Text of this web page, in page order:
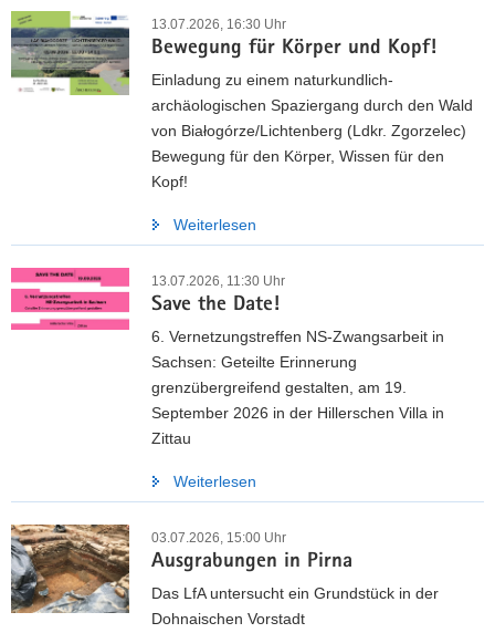
13.07.2026, 16:30 Uhr
Bewegung für Körper und Kopf!
Einladung zu einem naturkundlich-
archäologischen Spaziergang durch den Wald
von Białogórze/Lichtenberg (Ldkr. Zgorzelec)
Bewegung für den Körper, Wissen für den
Kopf!
Weiterlesen
13.07.2026, 11:30 Uhr
Save the Date!
6. Vernetzungstreffen NS-Zwangsarbeit in
Sachsen: Geteilte Erinnerung
grenzübergreifend gestalten, am 19.
September 2026 in der Hillerschen Villa in
Zittau
Weiterlesen
03.07.2026, 15:00 Uhr
Ausgrabungen in Pirna
Das LfA untersucht ein Grundstück in der
Dohnaischen Vorstadt